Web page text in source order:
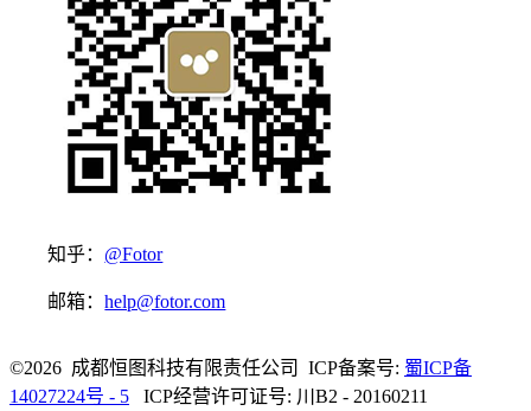
知乎： @Fotor
邮箱：help@fotor.com
©2026 成都恒图科技有限责任公司 ICP备案号: 蜀ICP备
14027224号 - 5 ICP经营许可证号: 川B2 - 20160211